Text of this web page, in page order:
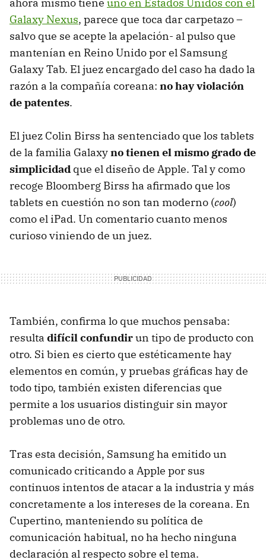
Galaxy Nexus, parece que toca dar carpetazo –
salvo que se acepte la apelación- al pulso que
mantenían en Reino Unido por el Samsung
Galaxy Tab. El juez encargado del caso ha dado la
razón a la compañía coreana: no hay violación
de patentes.
El juez Colin Birss ha sentenciado que los tablets
de la familia Galaxyno tienen el mismo grado de
simplicidad que el diseño de Apple. Tal y como
recoge Bloomberg Birss ha afirmado que los
tablets en cuestión no son tan moderno (cool)
como el iPad. Un comentario cuanto menos
curioso viniendo de un juez.
También, confirma lo que muchos pensaba:
resulta difícil confundirun tipo de producto con
otro. Si bien es cierto que estéticamente hay
elementos en común, y pruebas gráficas hay de
todo tipo, también existen diferencias que
permite a los usuarios distinguir sin mayor
problemas uno de otro.
Tras esta decisión, Samsung ha emitido un
comunicado criticando a Apple por sus
continuos intentos de atacar a la industria y más
concretamente a los intereses de la coreana. En
Cupertino, manteniendo su política de
comunicación habitual, no ha hecho ninguna
declaración al respecto sobre el tema.